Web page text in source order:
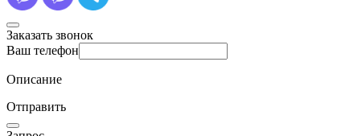
Заказать звонок
Ваш телефон
Описание
Отправить